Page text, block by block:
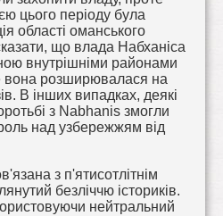
цього періоду була
області оманського
що влада Набханіса
внутрішніми районами
вона розширювалася на
В інших випадках, деякі
з Nabhanis змогли
над узбережжям від
з п'ятисотлітнім
безліччю істориків.
нейтральний